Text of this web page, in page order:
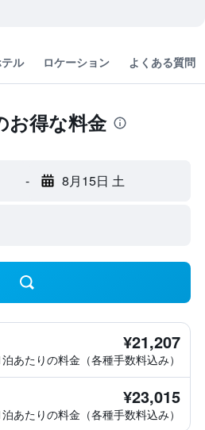
ル ロケーション よくある質問
得な料金
- 8月15日 土
¥21,207
泊あたりの料金（各種手数料込み）
¥23,015
泊あたりの料金（各種手数料込み）